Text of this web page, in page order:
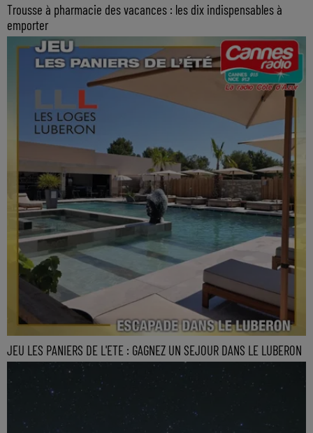
Trousse à pharmacie des vacances : les dix indispensables à
emporter
JEU LES PANIERS DE L'ETE : GAGNEZ UN SEJOUR DANS LE LUBERON